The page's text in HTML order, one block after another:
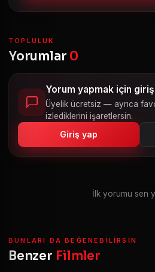
TOPLULUK
Yorumlar 0
Yorum yapmak için
Üyelik ücretsiz — ayrıca
izlediklerini işaretlersin.
Giriş yap
İlk yorumu sen
BUNLARI DA BEĞENEBILIRSIN
Benzer Filmler